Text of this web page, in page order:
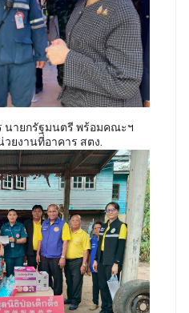
นายกรัฐมนตรี พร้อมคณะฯ
ยงานที่อาคาร สตง.